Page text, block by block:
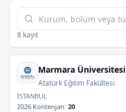
Tabloda ara
8 kayıt
Marmara Üniversitesi
Atatürk Eğitim Fakültesi
İSTANBUL
2026 Kontenjan: 20